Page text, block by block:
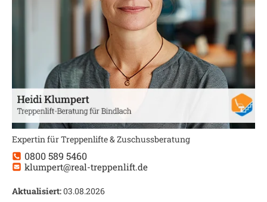
Expertin für Treppenlifte & Zuschussberatung
0800 589 5460
klumpert@real-treppenlift.de
Aktualisiert:03.08.2026